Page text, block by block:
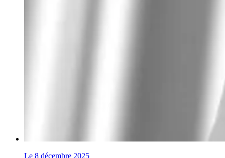
Le 8 décembre 2025